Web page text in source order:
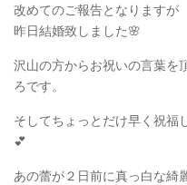
改めてのご報告となりますが
昨日結婚致しました🌸
沢山の方からお祝いの言葉を
ろです。
そしてちょっとだけ早く祝福
💕
あの蕾が２日前に真っ白な綺